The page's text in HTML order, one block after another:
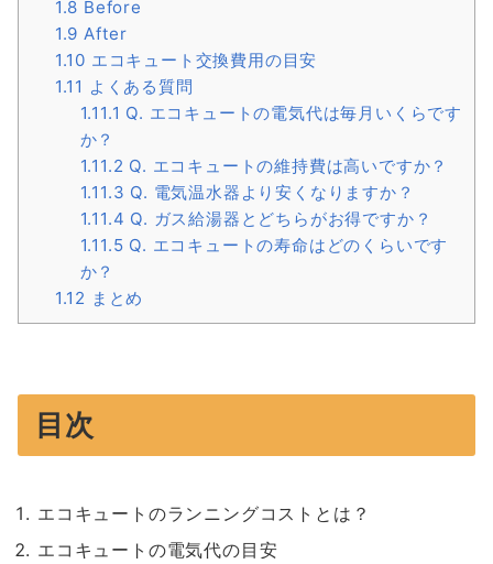
1.8 Before
1.9 After
1.10 エコキュート交換費用の目安
1.11 よくある質問
1.11.1 Q. エコキュートの電気代は毎月いくらです
か？
1.11.2 Q. エコキュートの維持費は高いですか？
1.11.3 Q. 電気温水器より安くなりますか？
1.11.4 Q. ガス給湯器とどちらがお得ですか？
1.11.5 Q. エコキュートの寿命はどのくらいです
か？
1.12 まとめ
目次
エコキュートのランニングコストとは？
エコキュートの電気代の目安